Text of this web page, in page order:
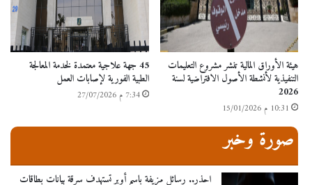
هيئة الأوراق المالية تنشر مشروع التعليمات
التنفيذية لأنشطة الأصول الافتراضية لسنة
2026
10:31 م 15/01/2026
45 جهة علاجية معتمدة لخدمة المعالجة
الطبية الفورية لإصابات العمل
7:34 م 27/07/2026
صورة وخبر
احذر.. رسائل مزيفة باسم أوبر تستهدف سرقة بيانات بطاقات